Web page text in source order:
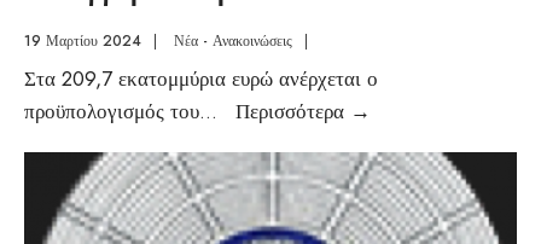
19 Μαρτίου 2024 Νέα - Ανακοινώσεις
Στα 209,7 εκατομμύρια ευρώ ανέρχεται ο
προϋπολογισμός του... Περισσότερα →